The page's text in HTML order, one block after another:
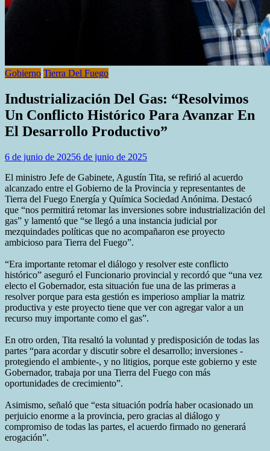
Gobierno Tierra Del Fuego
Industrialización Del Gas: “Resolvimos
Un Conflicto Histórico Para Avanzar En
El Desarrollo Productivo”
6 de junio de 20256 de junio de 2025
El ministro Jefe de Gabinete, Agustín Tita, se refirió al acuerdo
alcanzado entre el Gobierno de la Provincia y representantes de
Tierra del Fuego Energía y Química Sociedad Anónima. Destacó
que “nos permitirá retomar las inversiones sobre industrialización del
gas” y lamentó que “se llegó a una instancia judicial por
mezquindades políticas que no acompañaron ese proyecto
ambicioso para Tierra del Fuego”.
“Era importante retomar el diálogo y resolver este conflicto
histórico” aseguró el Funcionario provincial y recordó que “una vez
electo el Gobernador, esta situación fue una de las primeras a
resolver porque para esta gestión es imperioso ampliar la matriz
productiva y este proyecto tiene que ver con agregar valor a un
recurso muy importante como el gas”.
En otro orden, Tita resaltó la voluntad y predisposición de todas las
partes “para acordar y discutir sobre el desarrollo; inversiones -
protegiendo el ambiente-, y no litigios, porque este gobierno y este
Gobernador, trabaja por una Tierra del Fuego con más
oportunidades de crecimiento”.
Asimismo, señaló que “esta situación podría haber ocasionado un
perjuicio enorme a la provincia, pero gracias al diálogo y
compromiso de todas las partes, el acuerdo firmado no generará
erogación”.